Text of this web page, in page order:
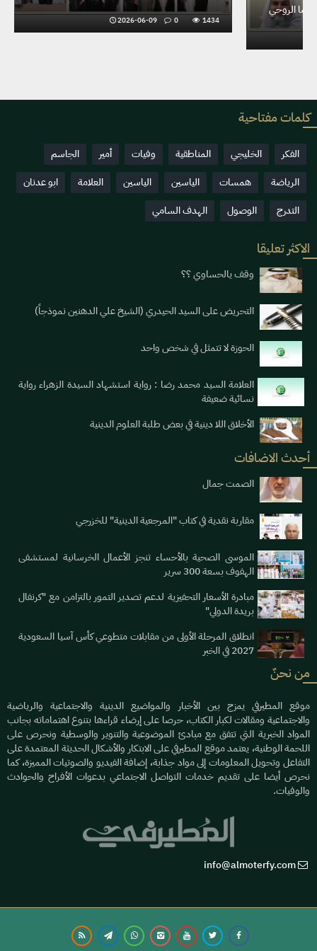
بالمطيرفي عيد الاضحى المبارك شعوراً عميقاً بالوحدة والرضا الروحي
كلمات مفتاحية
الفكر الخليجي المناطقية وفيات أمير
الجاسم
الرياضة
همسات الياسين الياسين العلامة
ابو عدنان
التدرج
الوصول الهدف السامي
الاكثر تعليقا
وقف يالحساوي ؟؟
التحريض على السيد الحيدري (الشيخ علي الدهنين نموذجاً)
الحوزة لا تتمثل في شخص واحد
العلامة السيد محمد رضا : رواية استشهاد السيدة الزهراء رواية
نسائية ضعيفة
الأخلاق اللا دينية في بعض طلبة العلوم الدينية
أحدث الاضافات
الصمت جمال
مقاربة نقدية في كتاب "المرجعية الدينية" للخزرجي
الموسى الصحية بالأحساء تنجز الأعمال الخرسانية لمستشفى
الهفوف بسعة 300 سرير
مبادرة الأسعار التحفيزية لدعم تصدير التمور بالتزامن مع "كرنفال
بريدة الدولي"
انطلاق المرحلة الأولى من مقابلات متطوعي كأس آسيا السعودية
2027 في الخبر
من نحنٌ
موقع المطيرفي يمزج بين الأخبار والمواضيع الدينية والاجتماعية والرياضية
والاجتماعية ومقالات لكبار الكتاب، حرصا على إرضاء قراءها بتنوع اهتماماته بجانب
المواد الخبرية التي تتفق مع مبادئ الموضوعية والتنوير والوسطية ونحرص على
اللحمة الوطنية، يعتمد موقع المطيرفي على الابتكار والأشكال الحديثة المعتمدة على
التفاعل وتحويل المعلومات إلى مواد جذابة، إضافة الفيديو والصوتيات المميزة، كما
نحرص أيضا على تقديم خدمات التواصل الاجتماعي بدعوات الأفراح والحوادث
والوفيات.
info@almoterfy.com